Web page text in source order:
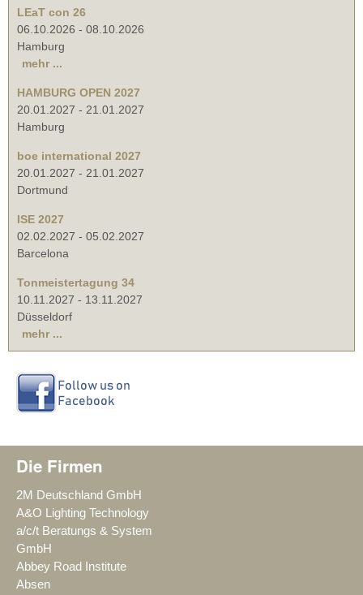
LEaT con 26
06.10.2026 - 08.10.2026
Hamburg
mehr ...
HAMBURG OPEN 2027
20.01.2027 - 21.01.2027
Hamburg
boe international 2027
20.01.2027 - 21.01.2027
Dortmund
ISE 2027
02.02.2027 - 05.02.2027
Barcelona
Tonmeistertagung 34
10.11.2027 - 13.11.2027
Düsseldorf
mehr ...
Die Firmen
2M Deutschland GmbH
A&O Lighting Technology
a/c/t Beratungs & System
GmbH
Abbey Road Institute
Absen